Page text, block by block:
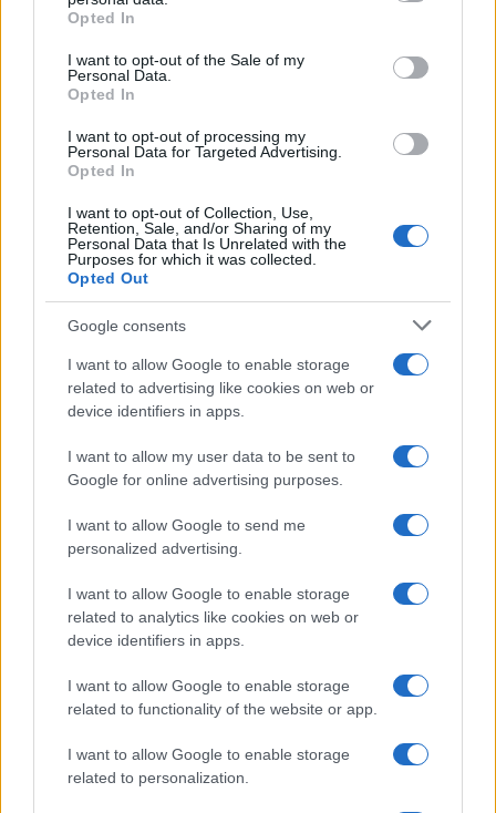
grant or deny consent to Google and its third-party tags to
use your data for below specified purposes in below Google
consent section.
Opted In
I want to opt-out of the Sale of my
Personal Data.
Opted In
I want to opt-out of processing my
Personal Data for Targeted Advertising.
Opted In
I want to opt-out of Collection, Use,
Retention, Sale, and/or Sharing of my
Personal Data that Is Unrelated with the
Purposes for which it was collected.
Opted Out
Google consents
I want to allow Google to enable storage
related to advertising like cookies on web or
device identifiers in apps.
I want to allow my user data to be sent to
Google for online advertising purposes.
I want to allow Google to send me
personalized advertising.
I want to allow Google to enable storage
related to analytics like cookies on web or
device identifiers in apps.
I want to allow Google to enable storage
related to functionality of the website or app.
I want to allow Google to enable storage
related to personalization.
Brentolie daalt naar 91,82 dollar: een week van teruggang in
grondstoffen
Sanne De Vries · 5 aug 2026
NEWS
Brentolie daalt naar 91,82 dollar: een week van dalende
Sanne De Vries · 4 aug 2026
CRYPTOKOERSEN
Naam Prijs
Eureka Bridged PAX Gold (Terra $4,205.78